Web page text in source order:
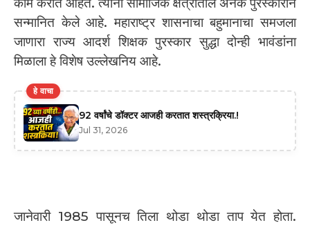
सन्मानित केले आहे. महाराष्ट्र शासनाचा बहुमानाचा समजला
जाणारा राज्य आदर्श शिक्षक पुरस्कार सुद्धा दोन्ही भावंडांना
मिळाला हे विशेष उल्लेखनिय आहे.
हे वाचा
92 वर्षांचे डॉक्टर आजही करतात शस्त्रक्रिया.!
Jul 31, 2026
जानेवारी 1985 पासूनच तिला थोडा थोडा ताप येत होता.